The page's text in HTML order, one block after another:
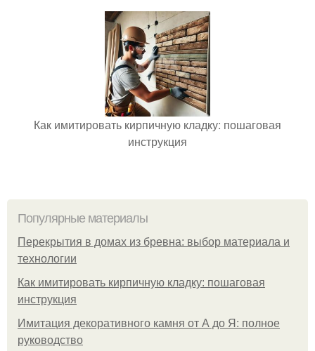
Как имитировать кирпичную кладку: пошаговая
инструкция
Популярные материалы
Перекрытия в домах из бревна: выбор материала и
технологии
Как имитировать кирпичную кладку: пошаговая
инструкция
Имитация декоративного камня от А до Я: полное
руководство